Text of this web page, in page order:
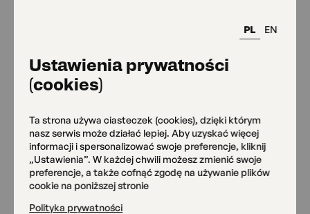
PL EN
Ustawienia prywatności
(cookies)
Ta strona używa ciasteczek (cookies), dzięki którym
nasz serwis może działać lepiej. Aby uzyskać więcej
informacji i spersonalizować swoje preferencje, kliknij
„Ustawienia”. W każdej chwili możesz zmienić swoje
preferencje, a także cofnąć zgodę na używanie plików
cookie na poniższej stronie
Polityka prywatności
Grójecka 79
MAL Grójecka 109
Grójecka 109
Pracownia Ceramiki
AngobA